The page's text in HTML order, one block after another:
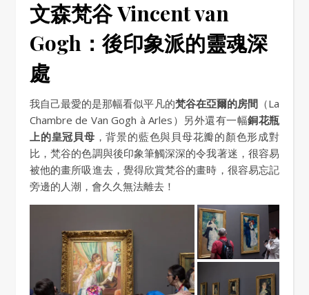
文森梵谷 Vincent van
Gogh：後印象派的靈魂深
處
我自己最愛的是那幅看似平凡的梵谷在亞爾的房間（La
Chambre de Van Gogh à Arles）另外還有一幅銅花瓶
上的皇冠貝母 ，背景的藍色與貝母花瓣的顏色形成對
比，梵谷的色調與後印象筆觸深深的令我著迷，很容易
被他的畫所吸進去，覺得欣賞梵谷的畫時，很容易忘記
旁邊的人潮，會久久無法離去！